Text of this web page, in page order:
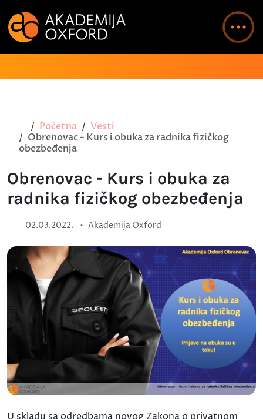
Početna
Vesti
Obrenovac - Kurs i obuka za radnika fizičkog
obezbeđenja
Obrenovac - Kurs i obuka za
radnika fizičkog obezbeđenja
02.03.2022. • Akademija Oxford